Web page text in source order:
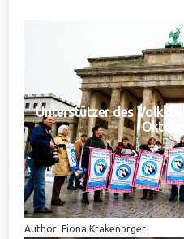
Unterstützer des
Author: Fiona Krakenbrger